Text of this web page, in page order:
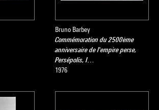
Bruno Barbey
Commémoration du 2500ème
anniversaire de l'empire perse,
Persépolis, I…
1976